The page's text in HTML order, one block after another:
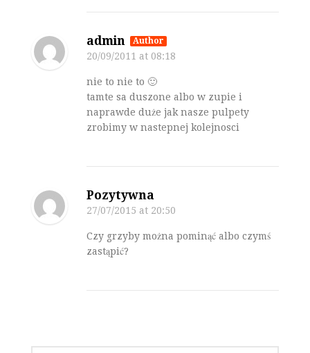
admin Author
20/09/2011 at 08:18
nie to nie to 🙂
tamte sa duszone albo w zupie i
naprawde duże jak nasze pulpety
zrobimy w nastepnej kolejnosci
Pozytywna
27/07/2015 at 20:50
Czy grzyby można pominąć albo czymś
zastąpić?